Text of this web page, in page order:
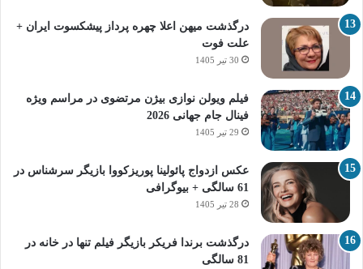
درگذشت میهن اعلا چهره پرداز پیشکسوت ایران +
علت فوت
30 تیر 1405
فیلم ویولن نوازی بیژن مرتضوی در مراسم ویژه
فینال جام جهانی 2026
29 تیر 1405
عکس ازدواج پائولینا پوریزکووا بازیگر سرشناس در
61 سالگی + بیوگرافی
28 تیر 1405
درگذشت برندا فریکر بازیگر فیلم تنها در خانه در
81 سالگی